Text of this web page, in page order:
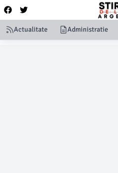
Actualitate Administratie